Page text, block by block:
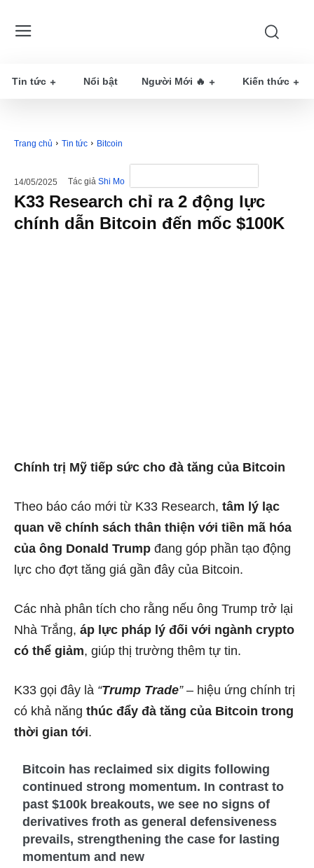
Tin tức Nổi bật Người Mới 🔥 Kiến thức
Trang chủ Tin tức Bitcoin
14/05/2025 Tác giả Shi Mo
K33 Research chỉ ra 2 động lực
chính dẫn Bitcoin đến mốc $100K
Chính trị Mỹ tiếp sức cho đà tăng của Bitcoin
Theo báo cáo mới từ K33 Research, tâm lý lạc
quan về chính sách thân thiện với tiền mã hóa
của ông Donald Trump đang góp phần tạo động
lực cho đợt tăng giá gần đây của Bitcoin.
Các nhà phân tích cho rằng nếu ông Trump trở lại
Nhà Trắng, áp lực pháp lý đối với ngành crypto
có thể giảm, giúp thị trường thêm tự tin.
K33 gọi đây là “Trump Trade”– hiệu ứng chính trị
có khả năng thúc đẩy đà tăng của Bitcoin trong
thời gian tới.
Bitcoin has reclaimed six digits following
continued strong momentum. In contrast to
past $100k breakouts, we see no signs of
derivatives froth as general defensiveness
prevails, strengthening the case for lasting
momentum and new